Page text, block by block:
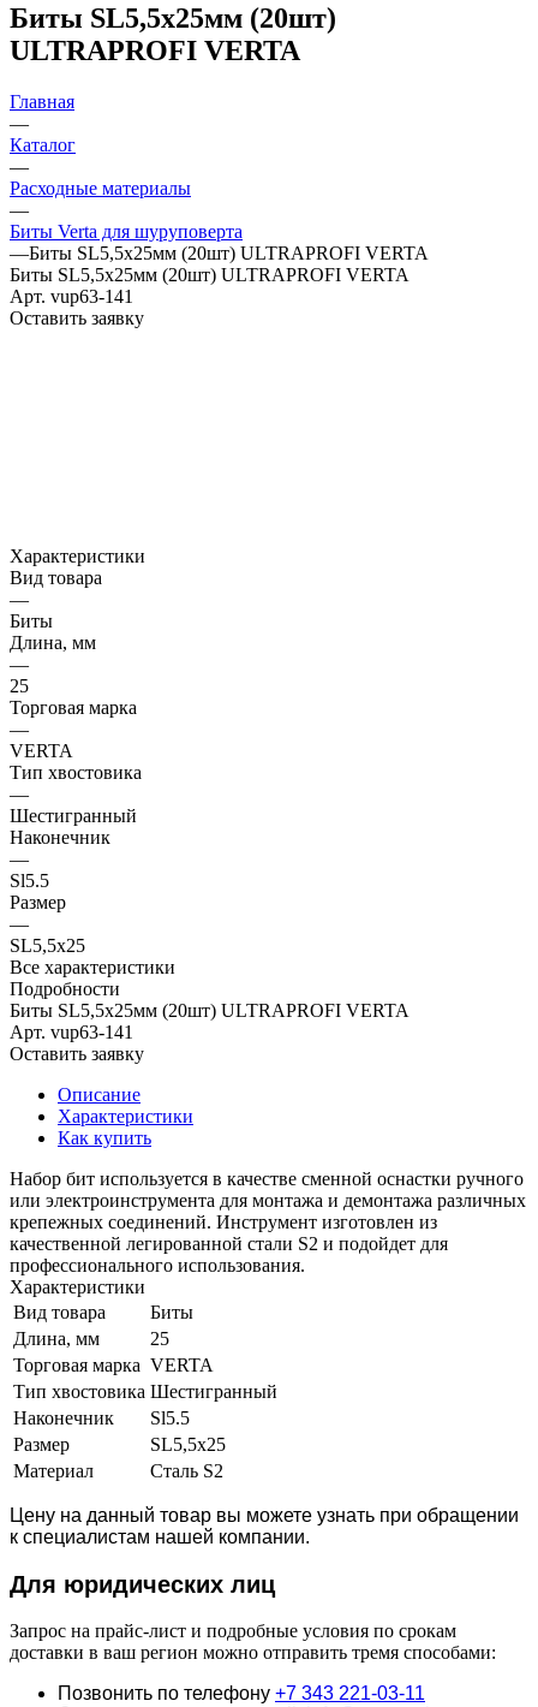
Биты SL5,5х25мм (20шт)
ULTRAPROFI VERTA
Главная
—
Каталог
—
Расходные материалы
—
Биты Verta для шуруповерта
—Биты SL5,5х25мм (20шт) ULTRAPROFI VERTA
Биты SL5,5х25мм (20шт) ULTRAPROFI VERTA
Арт. vup63-141
Оставить заявку
Характеристики
Вид товара
—
Биты
Длина, мм
—
25
Торговая марка
—
VERTA
Тип хвостовика
—
Шестигранный
Наконечник
—
Sl5.5
Размер
—
SL5,5х25
Все характеристики
Подробности
Биты SL5,5х25мм (20шт) ULTRAPROFI VERTA
Арт. vup63-141
Оставить заявку
Описание
Характеристики
Как купить
Набор бит используется в качестве сменной оснастки ручного
или электроинструмента для монтажа и демонтажа различных
крепежных соединений. Инструмент изготовлен из
качественной легированной стали S2 и подойдет для
профессионального использования.
Характеристики
Вид товара
Биты
Длина, мм
25
Торговая марка VERTA
Тип хвостовика Шестигранный
Наконечник
Sl5.5
Размер
SL5,5х25
Материал
Сталь S2
Цену на данный товар вы можете узнать при обращении
к специалистам нашей компании.
Для юридических лиц
Запрос на прайс-лист и подробные условия по срокам
доставки в ваш регион можно отправить тремя способами:
Позвонить по телефону +7 343 221-03-11